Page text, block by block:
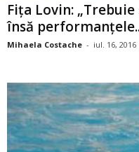
Fiţa Lovin:
însă
Mihaela Costache - iul. 16, 2016